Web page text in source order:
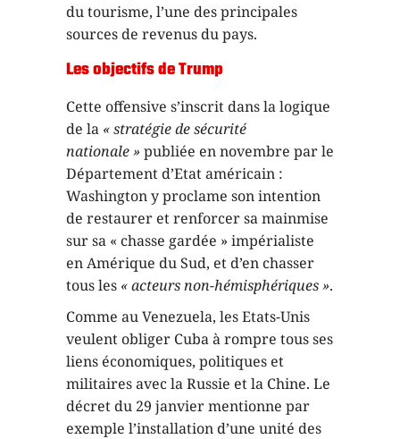
du tourisme, l’une des principales
sources de revenus du pays.
Les objectifs de Trump
Cette offensive s’inscrit dans la logique
de la « stratégie de sécurité
nationale »publiée en novembre par le
Département d’Etat américain :
Washington y proclame son intention
de restaurer et renforcer sa mainmise
sur sa « chasse gardée » impérialiste
en Amérique du Sud, et d’en chasser
tous les « acteurs non-hémisphériques ».
Comme au Venezuela, les Etats-Unis
veulent obliger Cuba à rompre tous ses
liens économiques, politiques et
militaires avec la Russie et la Chine. Le
décret du 29 janvier mentionne par
exemple l’installation d’une unité des